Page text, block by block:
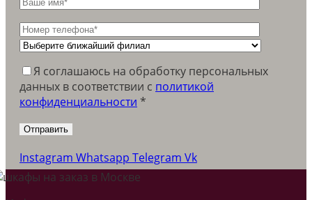
Я соглашаюсь на обработку персональных
данных в соответствии c политикой
конфиденциальности *
Instagram Whatsapp Telegram Vk